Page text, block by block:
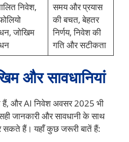
निवेश,
जोखिम
समय और प्रयास
की बचत, बेहतर
निर्णय, निवेश की
गति और सटीकता
और सावधानियां
हैं, और AI निवेश अवसर 2025 भी
जानकारी और सावधानी के साथ
हैं। यहाँ कुछ जरूरी बातें हैं: